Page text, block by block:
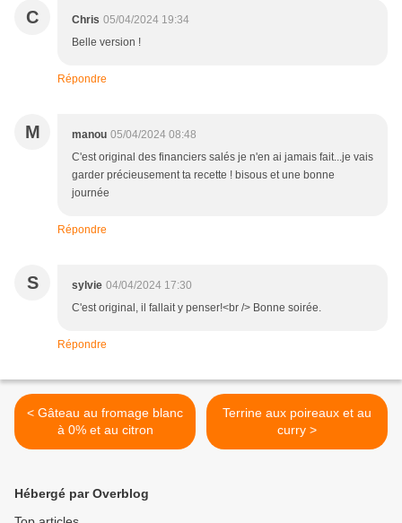
C Chris 05/04/2024 19:34
Belle version !
Répondre
M manou 05/04/2024 08:48
C'est original des financiers salés je n'en ai jamais fait...je vais
garder précieusement ta recette ! bisous et une bonne
journée
Répondre
S sylvie 04/04/2024 17:30
C'est original, il fallait y penser!<br /> Bonne soirée.
Répondre
< Gâteau au fromage blanc
à 0% et au citron
Terrine aux poireaux et au
curry >
Hébergé par Overblog